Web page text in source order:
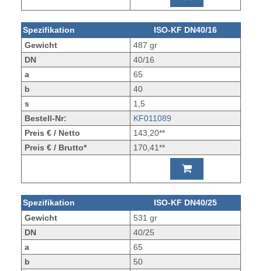
Spezifikation
ISO-KF DN40/16
Gewicht
487 gr
DN
40/16
a
65
b
40
s
1,5
Bestell-Nr:
KF011089
Preis € / Netto
143,20**
Preis € / Brutto*
170,41**
Spezifikation
ISO-KF DN40/25
Gewicht
531 gr
DN
40/25
a
65
b
50